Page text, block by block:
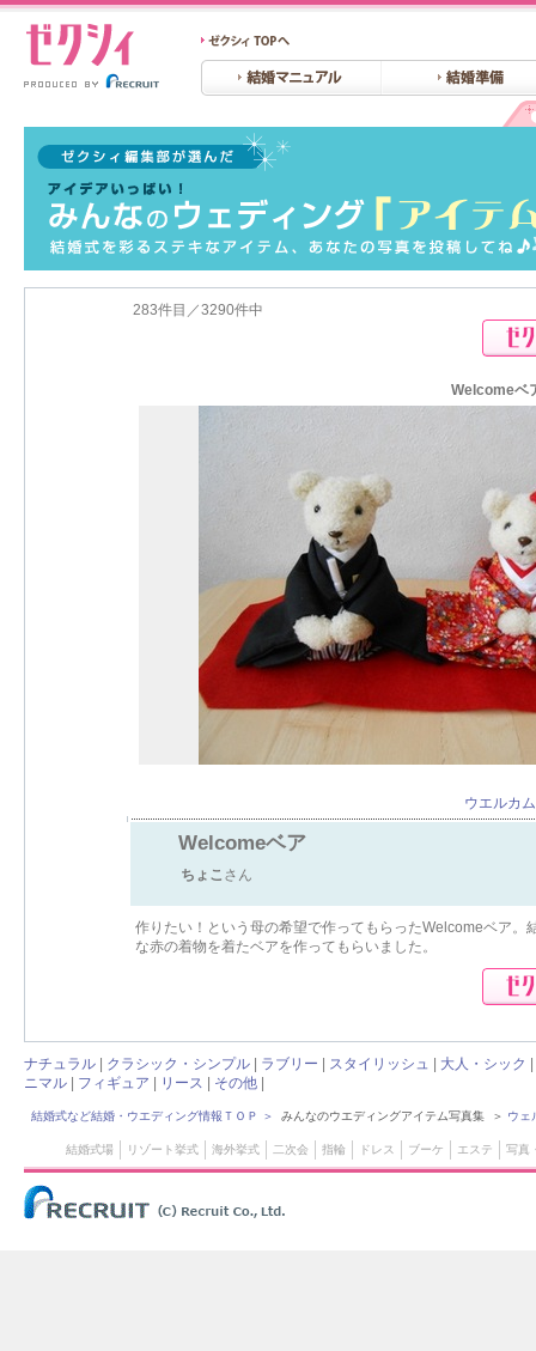
283件目／3290件中
Welcomeベ
ウエルカ
Welcomeベア
ちょこ さん
作りたい！という母の希望で作ってもらったWelcomeベア。
な赤の着物を着たベアを作ってもらいました。
ナチュラル クラシック・シンプル ラブリー スタイリッシュ 大人・シック
ニマル
フィギュア リース その他
結婚式など結婚・ウエディング情報ＴＯＰ ＞ みんなのウエディングアイテム写真集 ＞ ウェ
結婚式場 リゾート挙式 海外挙式 二次会 指輪 ドレス ブーケ エステ 写真